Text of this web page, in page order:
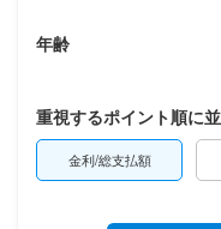
年齢
重視するポイント順に
金利/総支払額